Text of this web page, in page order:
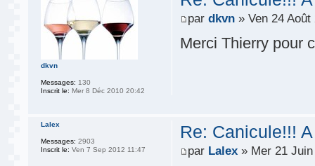
pardkvn » Ven 24 Août
Merci Thierry pour
dkvn
Messages: 130
Inscrit le: Mer 8 Déc 2010 20:42
Re: Canicule!!!
par Lalex » Mer 21
Lalex
Messages: 2903
Inscrit le: Ven 7 Sep 2012 11:47